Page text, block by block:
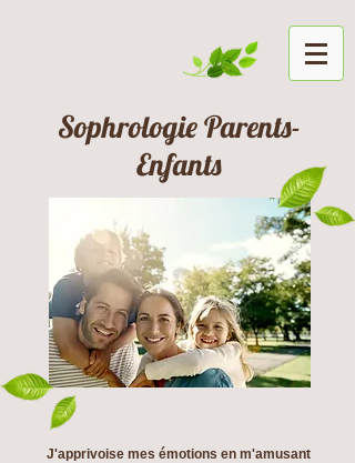
Sophrologie Parents-
Enfants
J'apprivoise mes émotions en m'amusant